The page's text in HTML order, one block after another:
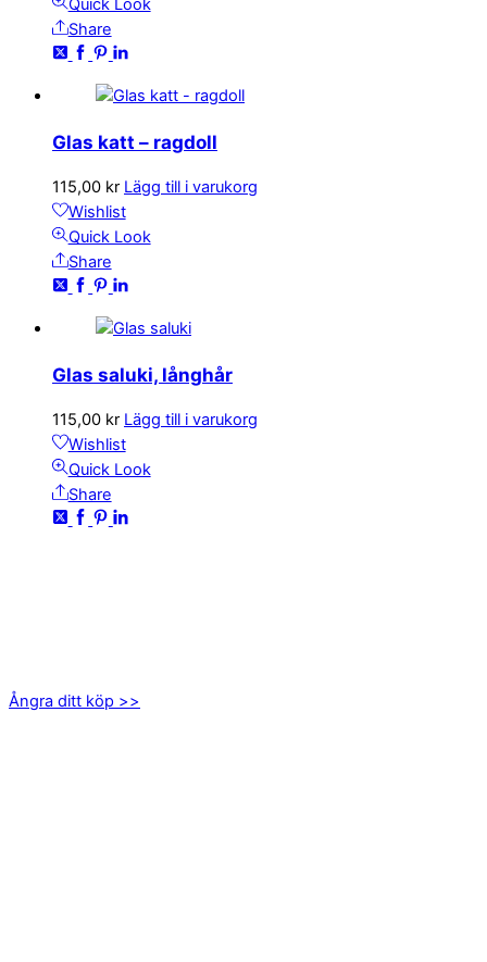
Quick Look
Share
Glas katt – ragdoll
115,00 kr Lägg till i varukorg
Wishlist
Quick Look
Share
Glas saluki, långhår
115,00 kr Lägg till i varukorg
Wishlist
Quick Look
Share
Ångra ditt köp >>